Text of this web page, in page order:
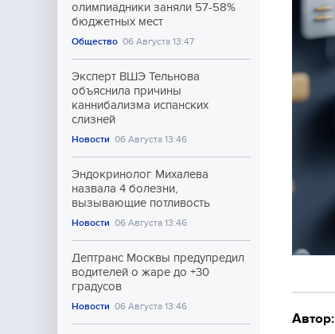
олимпиадники заняли 57-58%
бюджетных мест
Общество 06 Августа 13:47
Эксперт ВШЭ Тельнова
объяснила причины
каннибализма испанских
слизней
Новости 06 Августа 13:46
Эндокринолог Михалева
назвала 4 болезни,
вызывающие потливость
Новости 06 Августа 13:46
Дептранс Москвы предупредил
водителей о жаре до +30
градусов
Новости 06 Августа 13:46
Автор: